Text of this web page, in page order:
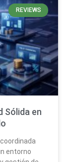
REVIEWS
Sólida en
entorno